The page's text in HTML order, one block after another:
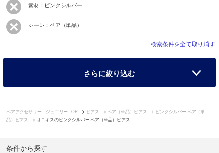
素材：ピンクシルバー
シーン：ペア（単品）
検索条件を全て取り消す
さらに絞り込む
ペアアクセサリー・ジュエリー TOP ピアス ペア（単品）ピアス
ピンクシルバー ペア（単
品）ピアス
オニキスのピンクシルバー ペア（単品）ピアス
条件から探す